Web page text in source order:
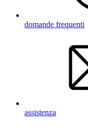
domande frequenti
assistenza